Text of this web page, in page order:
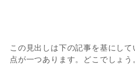
この見出しは下の記事を基にし
点が一つあります。どこでしょう。